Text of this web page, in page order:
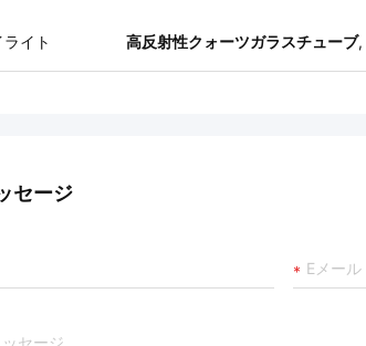
イト 高反射性クォーツガラスチューブ,
セージ